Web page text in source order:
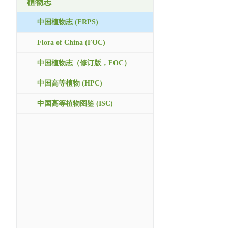
植物志
中国植物志 (FRPS)
Flora of China (FOC)
中国植物志（修订版，FOC）
中国高等植物 (HPC)
中国高等植物图鉴 (ISC)